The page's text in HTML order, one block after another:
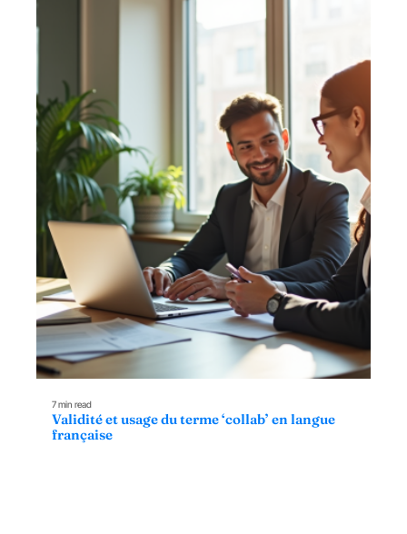
7 min read
Validité et usage du terme ‘collab’ en langue
française